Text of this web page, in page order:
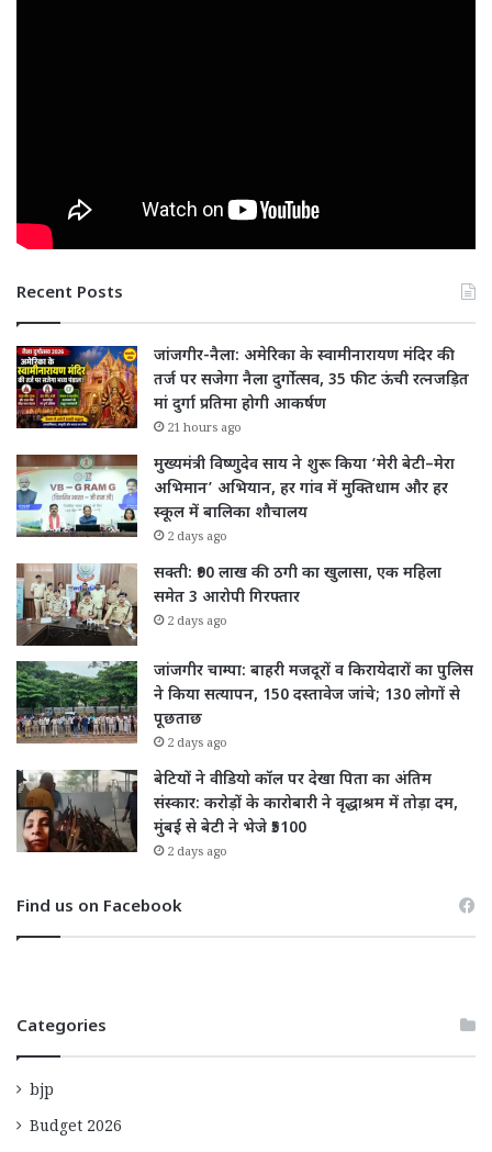
Recent Posts
जांजगीर-नैला: अमेरिका के स्वामीनारायण मंदिर की
तर्ज पर सजेगा नैला दुर्गोत्सव, 35 फीट ऊंची रत्नजड़ित
मां दुर्गा प्रतिमा होगी आकर्षण
21 hours ago
मुख्यमंत्री विष्णुदेव साय ने शुरू किया ‘मेरी बेटी–मेरा
अभिमान’ अभियान, हर गांव में मुक्तिधाम और हर
स्कूल में बालिका शौचालय
2 days ago
सक्ती: ₹90 लाख की ठगी का खुलासा, एक महिला
समेत 3 आरोपी गिरफ्तार
2 days ago
जांजगीर चाम्पा: बाहरी मजदूरों व किरायेदारों का पुलिस
ने किया सत्यापन, 150 दस्तावेज जांचे; 130 लोगों से
पूछताछ
2 days ago
बेटियों ने वीडियो कॉल पर देखा पिता का अंतिम
संस्कार: करोड़ों के कारोबारी ने वृद्धाश्रम में तोड़ा दम,
मुंबई से बेटी ने भेजे ₹5100
2 days ago
Find us on Facebook
Categories
bjp
Budget 2026